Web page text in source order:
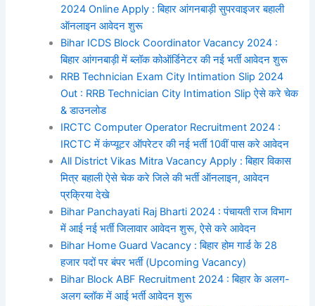
2024 Online Apply : बिहार आंगनबाड़ी सुपरवाइजर बहाली
ऑनलाइन आवेदन शुरू
Bihar ICDS Block Coordinator Vacancy 2024 :
बिहार आंगनबाड़ी में ब्लॉक कोऑर्डिनेटर की नई भर्ती आवेदन शुरू
RRB Technician Exam City Intimation Slip 2024
Out : RRB Technician City Intimation Slip ऐसे करे चेक
& डाउनलोड
IRCTC Computer Operator Recruitment 2024 :
IRCTC में कंप्यूटर ऑपरेटर की नई भर्ती 10वीं पास करे आवेदन
All District Vikas Mitra Vacancy Apply : बिहार विकास
मित्र बहाली ऐसे चेक करे जिले की भर्ती ऑनलाइन, आवेदन
प्रक्रिया देखे
Bihar Panchayati Raj Bharti 2024 : पंचायती राज विभाग
में आई नई भर्ती जिलावार आवेदन शुरू, ऐसे करे आवेदन
Bihar Home Guard Vacancy : बिहार होम गार्ड के 28
हजार पदों पर बंपर भर्ती (Upcoming Vacancy)
Bihar Block ABF Recruitment 2024 : बिहार के अलग-
अलग ब्लॉक में आई भर्ती आवेदन शुरू